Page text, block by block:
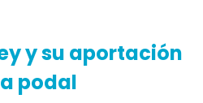
y su aportación
podal